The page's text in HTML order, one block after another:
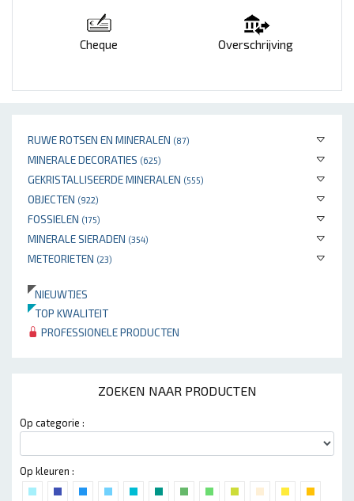
RUWE ROTSEN EN MINERALEN (87)
MINERALE DECORATIES (625)
GEKRISTALLISEERDE MINERALEN (555)
OBJECTEN (922)
FOSSIELEN (175)
MINERALE SIERADEN (354)
METEORIETEN (23)
NIEUWTJES
TOP KWALITEIT
PROFESSIONELE PRODUCTEN
ZOEKEN NAAR PRODUCTEN
Op categorie :
Op kleuren :
Cheque Overschrijving